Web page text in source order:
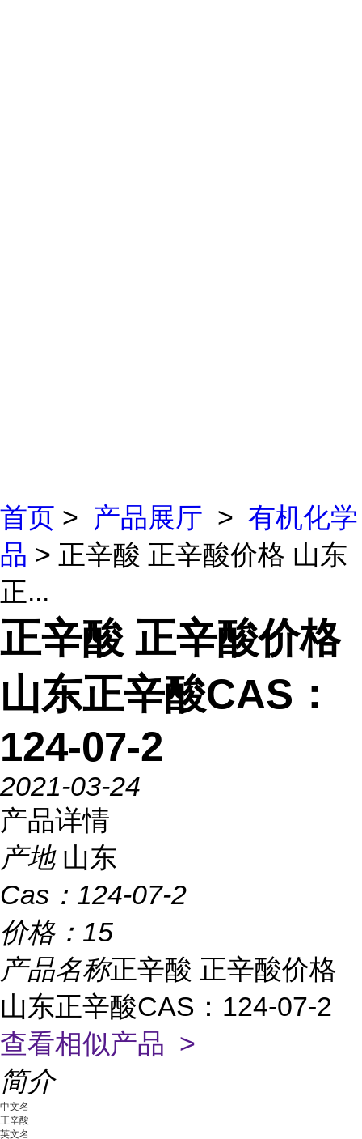
首页 > 产品展厅 > 有机化学
品 > 正辛酸 正辛酸价格 山东
正...
正辛酸 正辛酸价格
山东正辛酸CAS：
124-07-2
2021-03-24
产品详情
产地 山东
Cas： 124-07-2
价格： 15
产品名称正辛酸 正辛酸价格
山东正辛酸CAS：124-07-2
查看相似产品 >
简介
中文名
正辛酸
英文名